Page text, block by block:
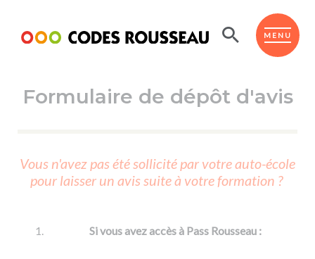
MENU
ESPACE ÉLÈVE
Code de la route
Passer l'ASSR
Réviser le code
Passer l'ETM
Permis voiture
Formulaire de dépôt d'avis
Vous n'avez pas été sollicité par votre auto-école
pour laisser un avis suite à votre formation ?
Si vous avez accès à Pass Rousseau :